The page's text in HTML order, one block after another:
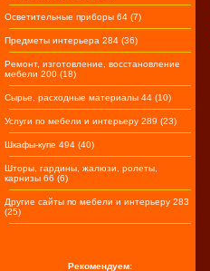
Осветительные приборы 64 (7)
Предметы интерьера 284 (36)
Ремонт, изготовление, восстановление
мебели 200 (18)
Сырье, расходные материалы 44 (10)
Услуги по мебели и интерьеру 289 (23)
Шкафы-купе 494 (40)
Шторы, гардины, жалюзи, ролеты,
карнизы 66 (6)
Другие сайты по мебели и интерьеру 283
(25)
Рекомендуем: